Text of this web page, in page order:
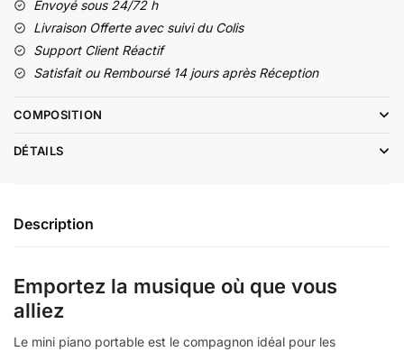
Envoyé sous 24/72 h
Livraison Offerte avec suivi du Colis
Support Client Réactif
Satisfait ou Remboursé 14 jours après Réception
COMPOSITION
DÉTAILS
Description
Emportez la musique où que vous
alliez
Le mini piano portable est le compagnon idéal pour les